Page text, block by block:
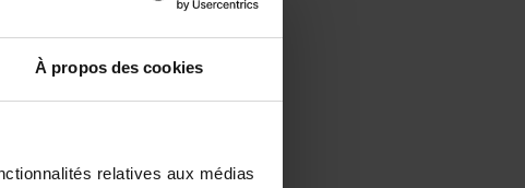
À propos des cookies
relatives aux médias